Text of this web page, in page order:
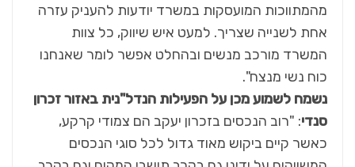
מהמתווכות המועסקות במשרד יודעות להעניק עזרה
אחת לשנייה שצריך. למעט איש שיווק, כל צוות
המשרד מורכב מנשים ובהחלט אפשר לומר שאנחנו
כוח נשי מנצח".
נשמח לשמוע מכן על הפעילות הנדל"נית באזור זכרון
סנדי: "רוב הנכסים בזכרון יעקב הם צמודי קרקע,
כאשר קיים ביקוש מאוד גדול לכל סוגי הנכסים